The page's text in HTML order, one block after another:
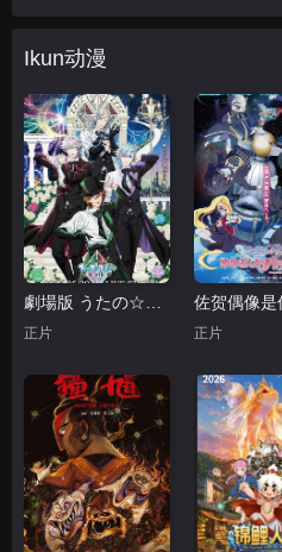
Ikun动漫
劇場版 うたの☆プリンスさまっ♪ TABOO NIGHT XXXX
正片 正片